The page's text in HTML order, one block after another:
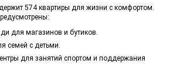
574 квартиры для жизни с комфортом.
для магазинов и бутиков.
семей с детьми.
для занятий спортом и поддержания